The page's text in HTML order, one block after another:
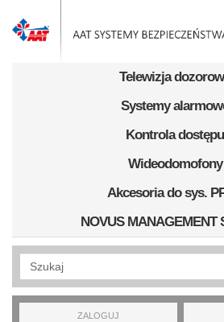
Telewizja
Systemy
Kontrola dostępu
Wideodomofony
Akcesoria do sys.
NOVUS MANAGEMENT
Wyszukiwanie pełnotekstowe
ZALOGUJ